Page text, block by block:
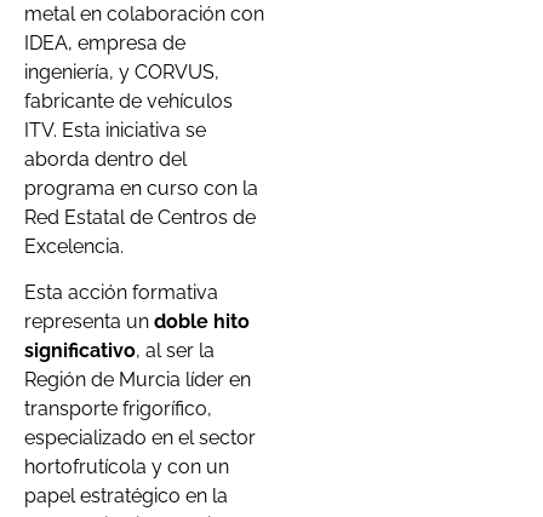
metal en colaboración con
IDEA, empresa de
ingeniería, y CORVUS,
fabricante de vehículos
ITV. Esta iniciativa se
aborda dentro del
programa en curso con la
Red Estatal de Centros de
Excelencia.
Esta acción formativa
representa un doble hito
significativo, al ser la
Región de Murcia líder en
transporte frigorífico,
especializado en el sector
hortofrutícola y con un
papel estratégico en la